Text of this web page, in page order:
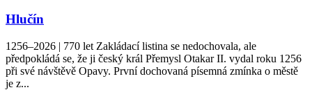
Hlučín
1256–2026 | 770 let Zakládací listina se nedochovala, ale
předpokládá se, že ji český král Přemysl Otakar II. vydal roku 1256
při své návštěvě Opavy. První dochovaná písemná zmínka o městě
je z...